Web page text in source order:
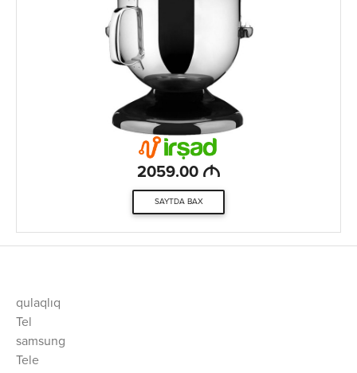
2059.00 M
SAYTDA BAX
qulaqlıq
Tel
samsung
Tele